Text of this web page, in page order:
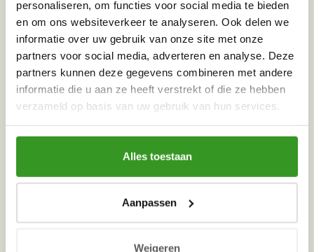
personaliseren, om functies voor social media te bieden
en om ons websiteverkeer te analyseren. Ook delen we
informatie over uw gebruik van onze site met onze
partners voor social media, adverteren en analyse. Deze
partners kunnen deze gegevens combineren met andere
informatie die u aan ze heeft verstrekt of die ze hebben
verzameld op basis van uw gebruik van hun services.
Alles toestaan
Aanpassen
Weigeren